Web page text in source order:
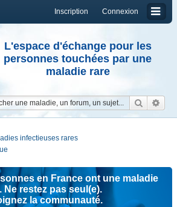
Connexion
Inscription
L'espace d'échange pour les
personnes touchées par une
maladie rare
infectieuses rares
en France ont une maladie
Ne restez pas seul(e).
la communauté.